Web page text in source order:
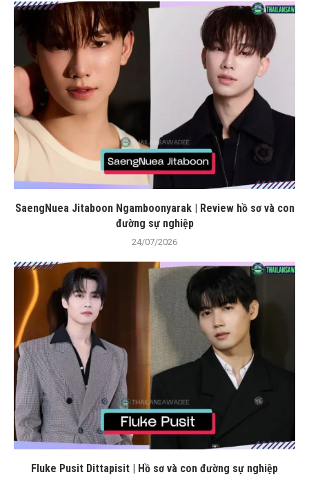
SaengNuea Jitaboon Ngamboonyarak | Review hồ sơ và con
đường sự nghiệp
24/07/2026
Fluke Pusit Dittapisit | Hồ sơ và con đường sự nghiệp